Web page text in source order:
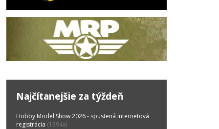
Najčítanejšie za týždeň
Hobby Model Show 2026 - spustená internetová
registrácia (1394x)